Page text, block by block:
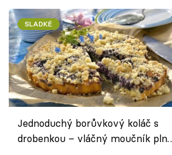
SLADKÉ
Jednoduchý borůvkový koláč s
drobenkou – vláčný moučník plný